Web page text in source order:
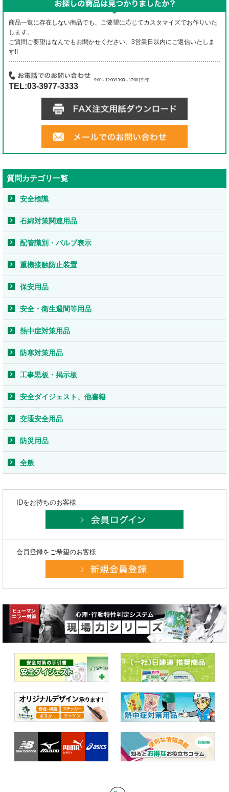
商品一覧に存在しない商品でも、ご要望に応じてカスタマイズでお作りいた
します。
ご質問ご要望はなんでもお聞かせください。3営業日以内にご返信いたしま
す!!
TEL:03-3977-3333
9:00～12:00/13:00～17:00 [平日]
質問カテゴリ一覧
安全標識
石綿対策関連用品
配管識別・バルブ表示
重機接触防止装置
保安用品
安全・衛生週間等用品
熱中症対策用品
防寒対策用品
工事黒板・掲示板
安全ダイジェスト、他書籍
交通安全用品
防災用品
全般
IDをお持ちのお客様
会員登録をご希望のお客様